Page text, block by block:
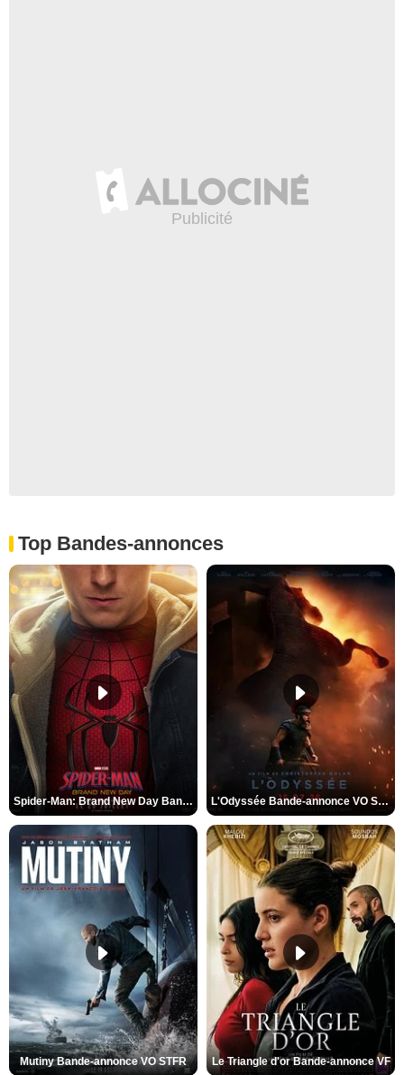
Top Bandes-annonces
Spider-Man: Brand New Day Bande-annonce VO STFR L'Odyssée Bande-annonce VO STFR
Mutiny Bande-annonce VO STFR Le Triangle d'or Bande-annonce VF